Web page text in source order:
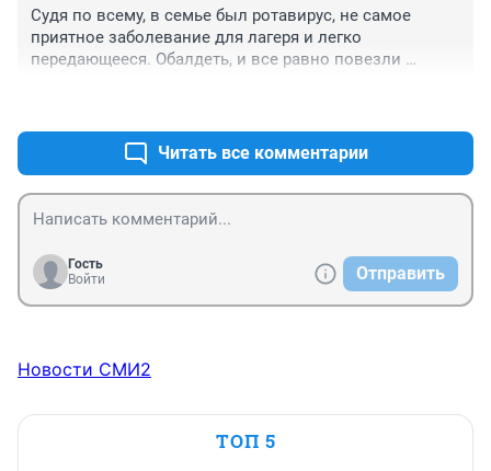
Судя по всему, в семье был ротавирус, не самое
приятное заболевание для лагеря и легко
передающееся. Обалдеть, и все равно повезли
Читать все комментарии
Гость
Войти
Отправить
Новости СМИ2
ТОП 5